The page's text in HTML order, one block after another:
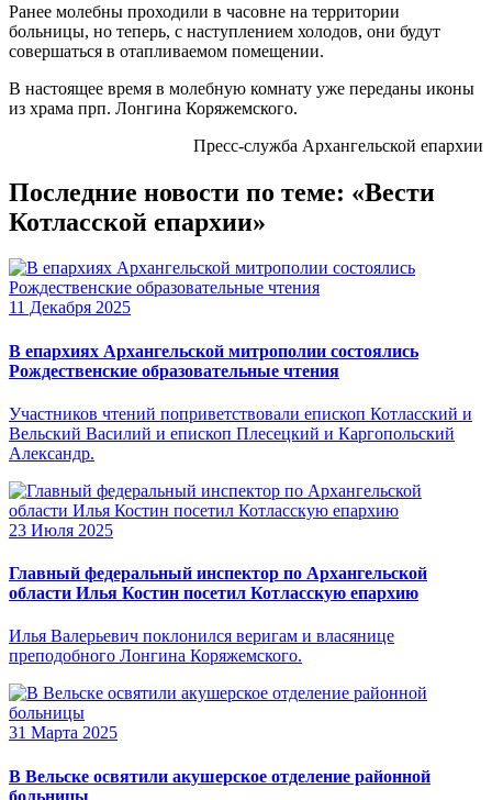
Ранее молебны проходили в часовне на территории
больницы, но теперь, с наступлением холодов, они будут
совершаться в отапливаемом помещении.
В настоящее время в молебную комнату уже переданы иконы
из храма прп. Лонгина Коряжемского.
Пресс-служба Архангельской епархии
Последние новости по теме: «Вести
Котласской епархии»
11 Декабря 2025
В епархиях Архангельской митрополии состоялись
Рождественские образовательные чтения
Участников чтений поприветствовали епископ Котласский и
Вельский Василий и епископ Плесецкий и Каргопольский
Александр.
23 Июля 2025
Главный федеральный инспектор по Архангельской
области Илья Костин посетил Котласскую епархию
Илья Валерьевич поклонился веригам и власянице
преподобного Лонгина Коряжемского.
31 Марта 2025
В Вельске освятили акушерское отделение районной
больницы